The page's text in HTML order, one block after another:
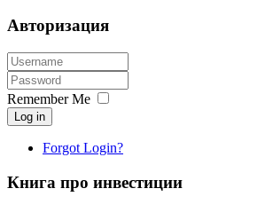
Авторизация
Remember Me
Log in
Forgot Login?
Книга про инвестиции